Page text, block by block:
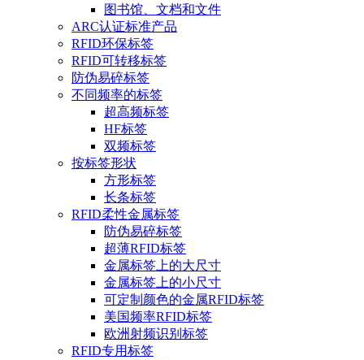
图书馆、文档和文件
ARC认证标准产品
RFID环保标签
RFID可转移标签
防伪易碎标签
不同频率的标签
超高频标签
HF标签
双频标签
按标签形状
方形标签
长条标签
RFID柔性金属标签
防伪易碎标签
超薄RFID标签
金属标签上的大尺寸
金属标签上的小尺寸
可定制颜色的金属RFID标签
美国频率RFID标签
欧洲射频识别标签
RFID专用标签